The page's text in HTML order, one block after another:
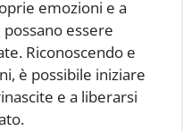
emozioni e a
essere
Riconoscendo e
è possibile iniziare
e a liberarsi